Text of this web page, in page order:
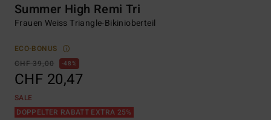
Summer High Remi Tri
Frauen Weiss Triangle-Bikinioberteil
ECO-BONUS
CHF 39,00
48%
CHF 20,47
SALE
DOPPELTER RABATT EXTRA 25%